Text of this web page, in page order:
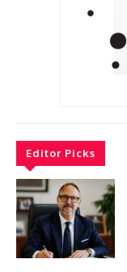
Editor Picks